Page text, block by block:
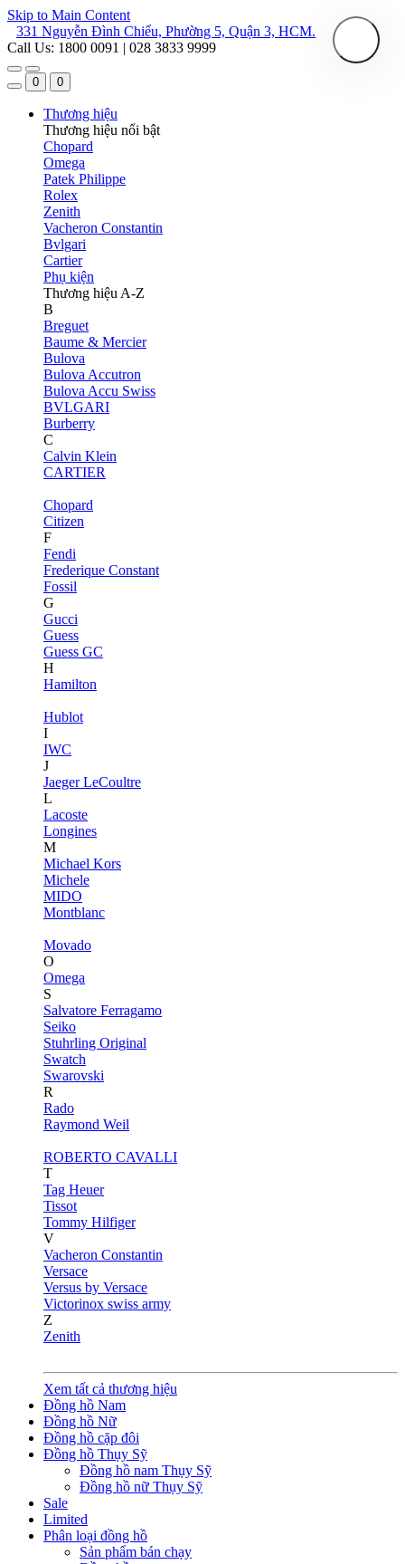
Skip to Main Content
331 Nguyễn Đình Chiểu, Phường 5, Quận 3, HCM.
Call Us: 1800 0091 | 028 3833 9999
0 0
Thương hiệu
Thương hiệu nổi bật
Chopard
Omega
Patek Philippe
Rolex
Zenith
Vacheron Constantin
Bvlgari
Cartier
Phụ kiện
Thương hiệu A-Z
B
Breguet
Baume & Mercier
Bulova
Bulova Accutron
Bulova Accu Swiss
BVLGARI
Burberry
C
Calvin Klein
CARTIER
Chopard
Citizen
F
Fendi
Frederique Constant
Fossil
G
Gucci
Guess
Guess GC
H
Hamilton
Hublot
I
IWC
J
Jaeger LeCoultre
L
Lacoste
Longines
M
Michael Kors
Michele
MIDO
Montblanc
Movado
O
Omega
S
Salvatore Ferragamo
Seiko
Stuhrling Original
Swatch
Swarovski
R
Rado
Raymond Weil
ROBERTO CAVALLI
T
Tag Heuer
Tissot
Tommy Hilfiger
V
Vacheron Constantin
Versace
Versus by Versace
Victorinox swiss army
Z
Zenith
Xem tất cả thương hiệu
Đồng hồ Nam
Đồng hồ Nữ
Đồng hồ cặp đôi
Đồng hồ Thụy Sỹ
Đồng hồ nam Thụy Sỹ
Đồng hồ nữ Thụy Sỹ
Sale
Limited
Phân loại đồng hồ
Sản phẩm bán chạy